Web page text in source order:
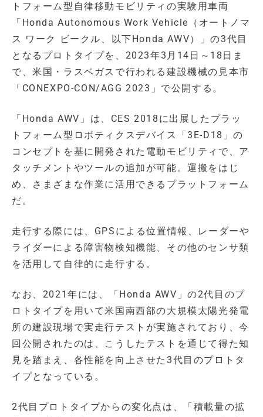
トフォーム型自律移動モビリティの実験用車両
「Honda Autonomous Work Vehicle（オートノマ
ス ワーク ビークル、以下Honda AWV）」の3代目
となるプロトタイプを、2023年3月14日～18日ま
で、米国・ラスベガスで行われる建設機械の見本市
「CONEXPO-CON/AGG 2023」で公開する。
「Honda AWV」は、CES 2018に出展したプラッ
トフォーム型ロボティクスデバイス「3E-D18」の
コンセプトを基に開発された電動モビリティで、ア
タッチメントやツールの追加が可能。運搬をはじ
め、さまざまな作業に活用できるプラットフォーム
だ。
走行する際には、GPSによる位置情報、レーダーや
ライダーによる障害物検知機能、その他のセンサ類
を活用して自律的に走行する。
なお、2021年には、「Honda AWV」の2代目のプ
ロトタイプを用いて米国南西部の大規模太陽光発電
所の建設現場で実走行テストが実施されており、今
回公開されたのは、こうしたテストを通じて得た知
見を踏まえ、各性能を向上させた3代目のプロトタ
イプとなっている。
2代目プロトタイプからの変化点は、「積載量の拡